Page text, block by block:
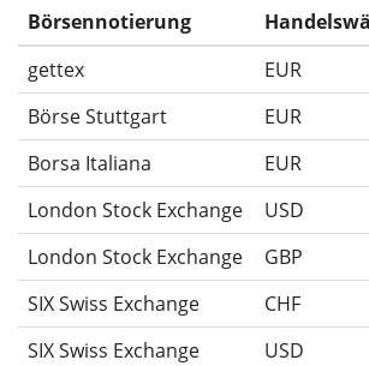
Ausschüttungen (falls vorhanden).
Börsennotierung
gettex
EUR
Börse Stuttgart
EUR
Borsa Italiana
EUR
London Stock Exchange
USD
London Stock Exchange
GBP
SIX Swiss Exchange
CHF
SIX Swiss Exchange
USD